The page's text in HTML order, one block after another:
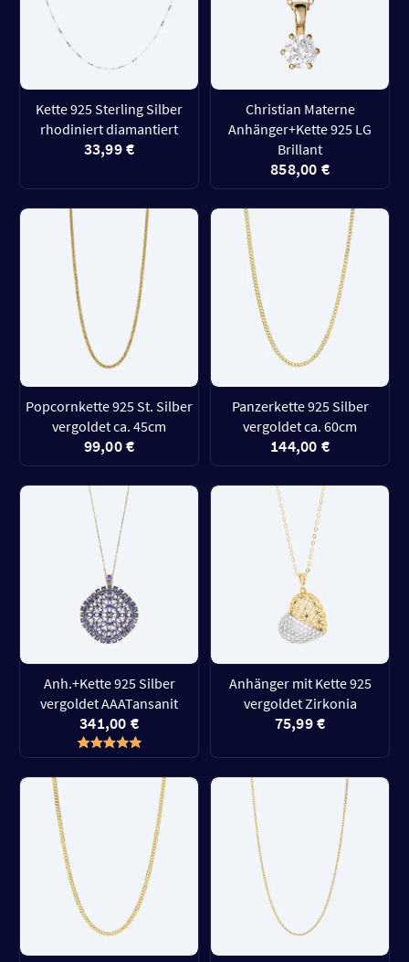
Kette 925 Sterling Silber
rhodiniert diamantiert
33,99 €
Christian Materne
Anhänger+Kette 925 LG
Brillant
858,00 €
Popcornkette 925 St. Silber
vergoldet ca. 45cm
99,00 €
Panzerkette 925 Silber
vergoldet ca. 60cm
144,00 €
Anh.+Kette 925 Silber
vergoldet AAATansanit
341,00 €
Anhänger mit Kette 925
vergoldet Zirkonia
75,99 €